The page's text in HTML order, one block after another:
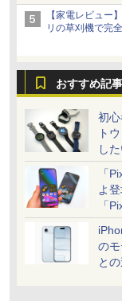
化、Windows
る。復活記念で
【家電レビュー
リの草刈機で完
おすすめ記事
初
ト
し
「
よ
「
の
と